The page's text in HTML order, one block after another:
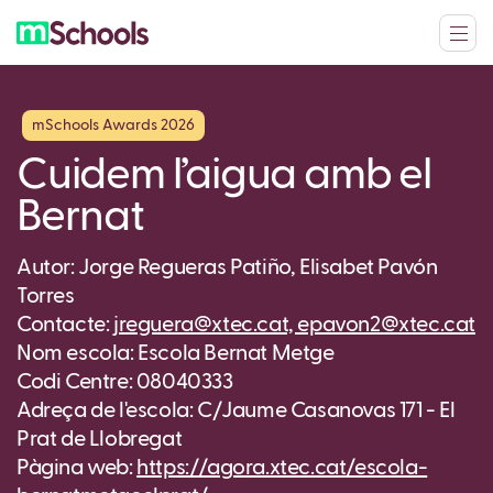
mSchools Awards 2026
Cuidem l’aigua amb el
Bernat
Autor: Jorge Regueras Patiño, Elisabet Pavón
Torres
Contacte: jreguera@xtec.cat, epavon2@xtec.cat
Nom escola: Escola Bernat Metge
Codi Centre: 08040333
Adreça de l'escola: C/Jaume Casanovas 171 - El
Prat de Llobregat
Pàgina web: https://agora.xtec.cat/escola-